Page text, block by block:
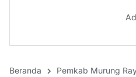
Ad
Beranda Pemkab Murung